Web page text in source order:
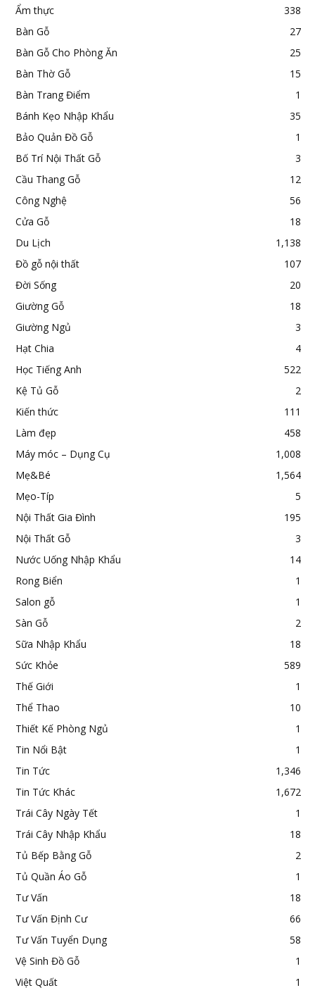
Ẩm thực
338
Bàn Gỗ
27
Bàn Gỗ Cho Phòng Ăn
25
Bàn Thờ Gỗ
15
Bàn Trang Điểm
1
Bánh Kẹo Nhập Khẩu
35
Bảo Quản Đồ Gỗ
1
Bố Trí Nội Thất Gỗ
3
Cầu Thang Gỗ
12
Công Nghệ
56
Cửa Gỗ
18
Du Lịch
1,138
Đồ gỗ nội thất
107
Đời Sống
20
Giường Gỗ
18
Giường Ngủ
3
Hạt Chia
4
Học Tiếng Anh
522
Kệ Tủ Gỗ
2
Kiến thức
111
Làm đẹp
458
Máy móc – Dụng Cụ
1,008
Mẹ&Bé
1,564
Mẹo-Típ
5
Nội Thất Gia Đình
195
Nội Thất Gỗ
3
Nước Uống Nhập Khẩu
14
Rong Biển
1
Salon gỗ
1
Sàn Gỗ
2
Sữa Nhập Khẩu
18
Sức Khỏe
589
Thế Giới
1
Thể Thao
10
Thiết Kế Phòng Ngủ
1
Tin Nổi Bật
1
Tin Tức
1,346
Tin Tức Khác
1,672
Trái Cây Ngày Tết
1
Trái Cây Nhập Khẩu
18
Tủ Bếp Bằng Gỗ
2
Tủ Quần Áo Gỗ
1
Tư Vấn
18
Tư Vấn Định Cư
66
Tư Vấn Tuyển Dụng
58
Vệ Sinh Đồ Gỗ
1
Việt Quất
1